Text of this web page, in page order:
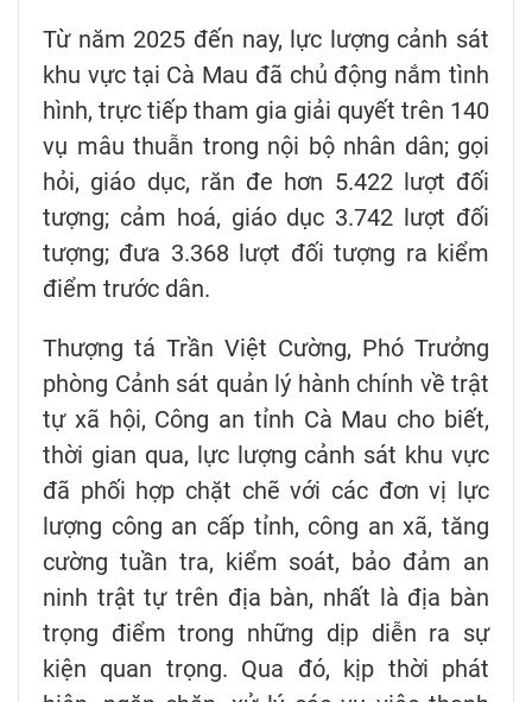
Từ năm 2025 đến nay, lực lượng cảnh sát
khu vực tại Cà Mau đã chủ động nắm tình
hình, trực tiếp tham gia giải quyết trên 140
vụ mâu thuẫn trong nội bộ nhân dân; gọi
hỏi, giáo dục, răn đe hơn 5.422 lượt đối
tượng; cảm hoá, giáo dục 3.742 lượt đối
tượng; đưa 3.368 lượt đối tượng ra kiểm
điểm trước dân.
Thượng tá Trần Việt Cường, Phó Trưởng
phòng Cảnh sát quản lý hành chính về trật
tự xã hội, Công an tỉnh Cà Mau cho biết,
thời gian qua, lực lượng cảnh sát khu vực
đã phối hợp chặt chẽ với các đơn vị lực
lượng công an cấp tỉnh, công an xã, tăng
cường tuần tra, kiểm soát, bảo đảm an
ninh trật tự trên địa bàn, nhất là địa bàn
trọng điểm trong những dịp diễn ra sự
kiện quan trọng. Qua đó, kịp thời phát